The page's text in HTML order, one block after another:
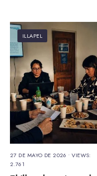
ILLAPEL
27 DE MAYO DE 2026 •VIEWS:
2.761